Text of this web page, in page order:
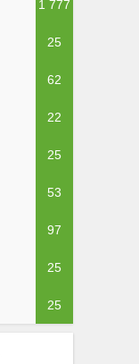
1 777
25
62
22
25
53
97
25
25